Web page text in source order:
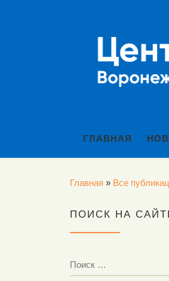
ГЛАВНАЯ
Главная » Все
ПОИСК НА
ПОИСК